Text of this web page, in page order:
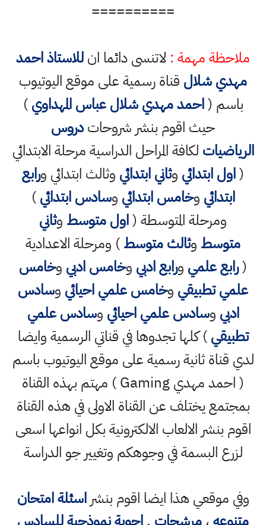
==========
ملاحظة مهمة : لاتنسى دائما انللاستاذ احمد
مهدي شلال قناة رسمية على موقع اليوتيوب
باسم (احمد مهدي شلال عباس المهداوي)
حيث اقوم بنشر شروحاتدروس
الرياضيات لكافة المراحل الدراسية مرحلة الابتدائي
(اول ابتدائي وثاني ابتدائي وثالث ابتدائي ورابع
ابتدائي وخامس ابتدائي وسادس ابتدائي)
ومرحلة المتوسطة (اول متوسط وثاني
متوسط وثالث متوسط) ومرحلة الاعدادية
(رابع علمي ورابع ادبي وخامس ادبي وخامس
علمي تطبيقي وخامس علمي احيائي وسادس
ادبي وسادس علمي احيائي وسادس علمي
تطبيقي) كلها تجدوها في قناتي الرسمية وايضا
لدي قناة ثانية رسمية على موقع اليوتيوب باسم
( احمد مهدي Gaming ) مهتم بهذه القناة
بمجتمع يختلف عن القناة الاولى في هذه القناة
اقوم بنشر الالعاب الالكترونية بكل انواعها اسعى
لزرع البسمة في وجوهكم وتغيير جو الدراسة
وفي موقعي هذا ايضا اقوم بنشراسئلة امتحان